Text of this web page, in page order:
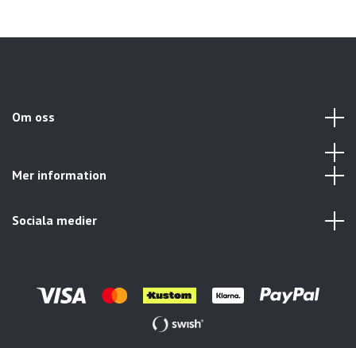
Om oss
Mer information
Sociala medier